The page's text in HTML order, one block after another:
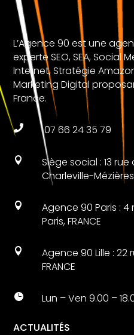
L’Agence 90 est une
experte SEO, SEA, Social
Internet, Stratégie
Marketing Digital
France.
 07 66 24 35 79

Siège social : 13
Charleville-Mézières,

Agence 90 Paris :
Paris, FRANCE

Agence 90 Lille : 22
FRANCE
 Lun – Ven 9.00 –
ACTUALITÉS